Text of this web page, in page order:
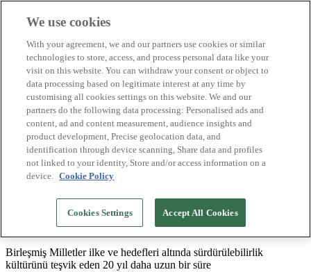
Biosphere Şirketlerini
Değerlendirmeyi nasıl yapıyoruz
Biz kimiz
TR
English
Español
Português
Français
Català
Deutsch
Sürdürülebilir modeller oluşturuyor ve iyi
uygulamaları tasdikliyoruz
Birleşmiş Milletler ilke ve hedefleri altında sürdürülebilirlik
kültürünü teşvik eden 20 yıl daha uzun bir süre
We use cookies
With your agreement, we and our partners use cookies or similar
technologies to store, access, and process personal data like your
visit on this website. You can withdraw your consent or object to
data processing based on legitimate interest at any time by
customising all cookies settings on this website. We and our
partners do the following data processing: Personalised ads and
content, ad and content measurement, audience insights and
product development, Precise geolocation data, and
identification through device scanning, Share data and profiles
not linked to your identity, Store and/or access information on a
device. Cookie Policy
Cookies Settings Accept All Cookies